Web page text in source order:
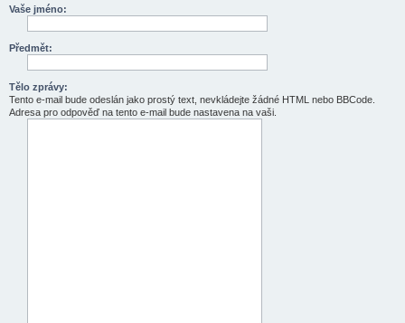
Vaše jméno:
Předmět:
Tělo zprávy:
Tento e-mail bude odeslán jako prostý text, nevkládejte žádné HTML nebo BBCode.
Adresa pro odpověď na tento e-mail bude nastavena na vaši.